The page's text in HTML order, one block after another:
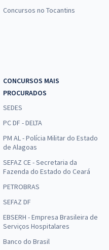
Concursos no Tocantins
CONCURSOS MAIS
PROCURADOS
SEDES
PC DF - DELTA
PM AL - Polícia Militar do Estado
de Alagoas
SEFAZ CE - Secretaria da
Fazenda do Estado do Ceará
PETROBRAS
SEFAZ DF
EBSERH - Empresa Brasileira de
Serviços Hospitalares
Banco do Brasil